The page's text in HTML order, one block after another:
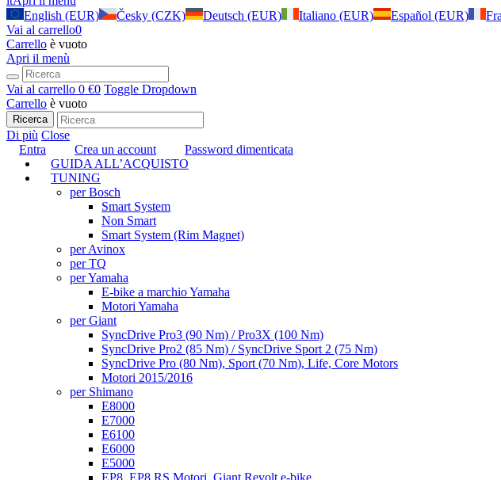
English (EUR)
Česky (CZK) Deutsch (EUR) Italiano (EUR) Español (EUR)
Vai al carrello0
Carrello è vuoto
Apri il menù
Vai al carrello 0 €0 Toggle Dropdown
Carrello è vuoto
Ricerca
Di più Close
Entra
Crea un account
Password dimenticata
GUIDA ALL’ACQUISTO
TUNING
per Bosch
Smart System
Non Smart
Smart System (Rim Magnet)
per Avinox
per TQ
per Yamaha
E-bike a marchio Yamaha
Motori Yamaha
per Giant
SyncDrive Pro3 (90 Nm) / Pro3X (100 Nm)
SyncDrive Pro2 (85 Nm) / SyncDrive Sport 2 (75 Nm)
SyncDrive Pro (80 Nm), Sport (70 Nm), Life, Core Motors
Motori 2015/2016
per Shimano
E8000
E7000
E6100
E6000
E5000
EP8, EP8 RS Motori, Giant Revolt e-bike